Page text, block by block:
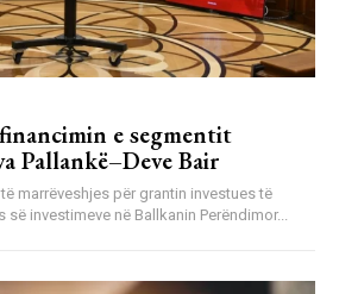
e segmentit
Pallankë–Deve Bair
marrëveshjes për grantin investues të
investimeve në Ballkanin Perëndimor...